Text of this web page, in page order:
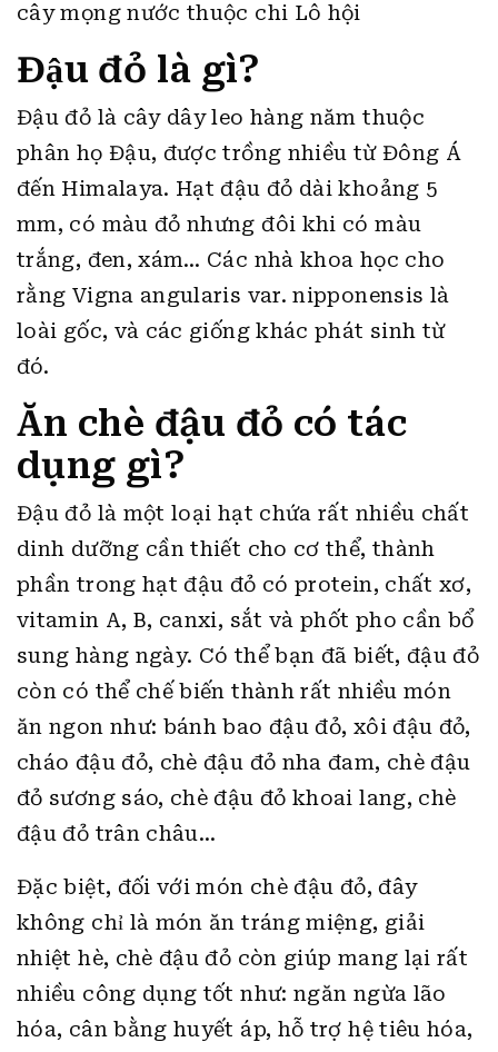
cây mọng nước thuộc chi Lô hội
Đậu đỏ là gì?
Đậu đỏ là cây dây leo hàng năm thuộc
phân họ Đậu, được trồng nhiều từ Đông Á
đến Himalaya. Hạt đậu đỏ dài khoảng 5
mm, có màu đỏ nhưng đôi khi có màu
trắng, đen, xám… Các nhà khoa học cho
rằng Vigna angularis var. nipponensis là
loài gốc, và các giống khác phát sinh từ
đó.
Ăn chè đậu đỏ có tác
dụng gì?
Đậu đỏ là một loại hạt chứa rất nhiều chất
dinh dưỡng cần thiết cho cơ thể, thành
phần trong hạt đậu đỏ có protein, chất xơ,
vitamin A, B, canxi, sắt và phốt pho cần bổ
sung hàng ngày. Có thể bạn đã biết, đậu đỏ
còn có thể chế biến thành rất nhiều món
ăn ngon như: bánh bao đậu đỏ, xôi đậu đỏ,
cháo đậu đỏ, chè đậu đỏ nha đam, chè đậu
đỏ sương sáo, chè đậu đỏ khoai lang, chè
đậu đỏ trân châu…
Đặc biệt, đối với món chè đậu đỏ, đây
không chỉ là món ăn tráng miệng, giải
nhiệt hè, chè đậu đỏ còn giúp mang lại rất
nhiều công dụng tốt như: ngăn ngừa lão
hóa, cân bằng huyết áp, hỗ trợ hệ tiêu hóa,